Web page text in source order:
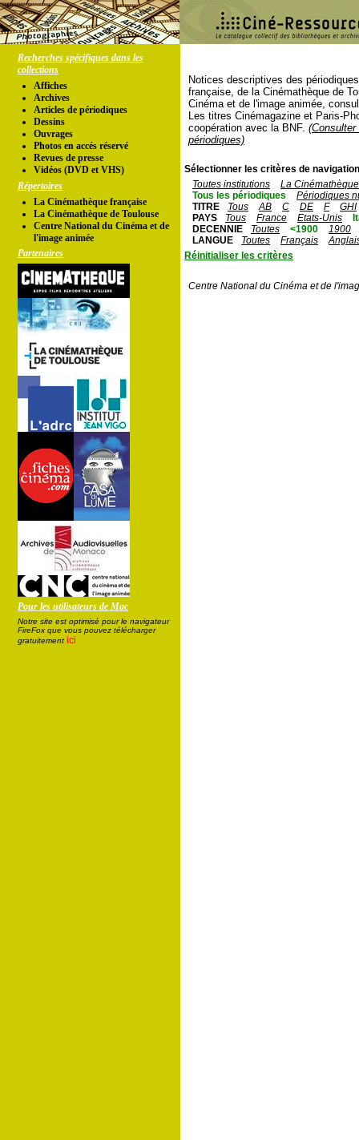
Recherches spécifiques dans les
collections
Affiches
Archives
Articles de périodiques
Dessins
Ouvrages
Photos en accés réservé
Revues de presse
Vidéos (DVD et VHS)
Répertoires
La Cinémathèque française
La Cinémathèque de Toulouse
Centre National du Cinéma et de
l'image animée
Partenaires
Pour les utilisateurs de Mac
Notre site est optimisé pour le navigateur
FireFox que vous pouvez télécharger
gratuitement ici
Notices descriptives des
française, de la Cinémathèque de
Cinéma et de l'image animée,
Les titres Cinémagazine et Paris-
coopération avec la BNF.
périodiques)
Sélectionner les critères de
Toutes institutions
La
Tous les périodiques
Périodiques
TITRE
Tous AB C DE F
GHI
PAYS
Tous France Etats-Unis
DECENNIE
Toutes <1900
1900
LANGUE
Toutes Français
Réinitialiser les critères
Centre National du Cinéma et de